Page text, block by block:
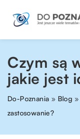
Czym są
jakie jest
Do-Poznania » Blog
zastosowanie?